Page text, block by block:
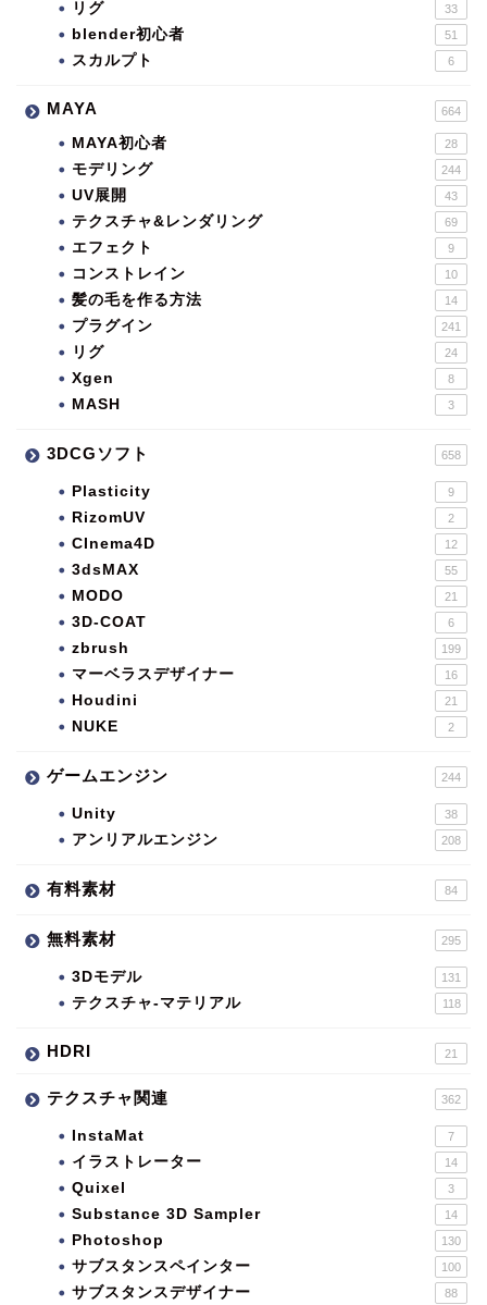
リグ 33
blender初心者 51
スカルプト 6
MAYA 664
MAYA初心者 28
モデリング 244
UV展開 43
テクスチャ&レンダリング 69
エフェクト 9
コンストレイン 10
髪の毛を作る方法 14
プラグイン 241
リグ 24
Xgen 8
MASH 3
3DCGソフト 658
Plasticity 9
RizomUV 2
CInema4D 12
3dsMAX 55
MODO 21
3D-COAT 6
zbrush 199
マーベラスデザイナー 16
Houdini 21
NUKE 2
ゲームエンジン 244
Unity 38
アンリアルエンジン 208
有料素材 84
無料素材 295
3Dモデル 131
テクスチャ-マテリアル 118
HDRI 21
テクスチャ関連 362
InstaMat 7
イラストレーター 14
Quixel 3
Substance 3D Sampler 14
Photoshop 130
サブスタンスペインター 100
サブスタンスデザイナー 88